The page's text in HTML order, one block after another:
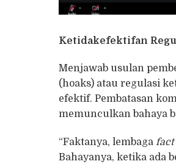
Ketidakefektifan
Menjawab usulan
(hoaks) atau regulasi
efektif. Pembatasan
memunculkan bahaya
“Faktanya, lembagafact
Bahayanya, ketika ada